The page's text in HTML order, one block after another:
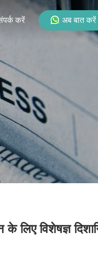
करें अब बात करें
विशेषज्ञ